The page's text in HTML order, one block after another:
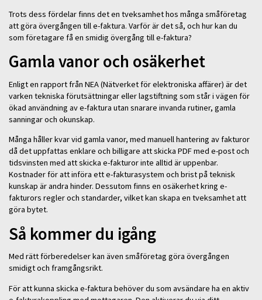
Trots dess fördelar finns det en tveksamhet hos många småföretag
att göra övergången till e-faktura. Varför är det så, och hur kan du
som företagare få en smidig övergång till e-faktura?
Gamla vanor och osäkerhet
Enligt en rapport från NEA (Nätverket för elektroniska affärer) är det
varken tekniska förutsättningar eller lagstiftning som står i vägen för
ökad användning av e-faktura utan snarare invanda rutiner, gamla
sanningar och okunskap.
Många håller kvar vid gamla vanor, med manuell hantering av fakturor
då det uppfattas enklare och billigare att skicka PDF med e-post och
tidsvinsten med att skicka e-fakturor inte alltid är uppenbar.
Kostnader för att införa ett e-fakturasystem och brist på teknisk
kunskap är andra hinder. Dessutom finns en osäkerhet kring e-
fakturors regler och standarder, vilket kan skapa en tveksamhet att
göra bytet.
Så kommer du igång
Med rätt förberedelser kan även småföretag göra övergången
smidigt och framgångsrikt.
För att kunna skicka e-faktura behöver du som avsändare ha en aktiv